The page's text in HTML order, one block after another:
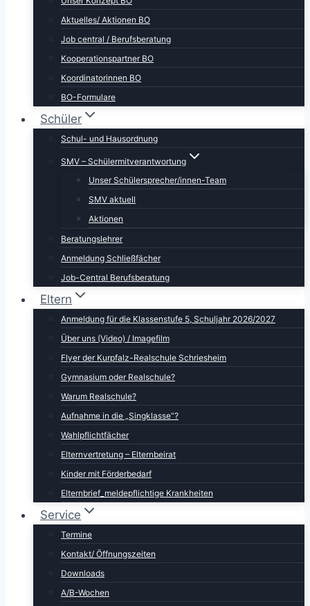
Aktuelles/ Aktionen BO
Job central / Berufsberatung
Kooperationspartner BO
Koordinatorinnen BO
BO-Formulare
Schüler
Schul- und Hausordnung
SMV – Schülermitverantwortung
Unser Schülersprecher/innen-Team
SMV aktuell
Aktionen
Beratungslehrer
Anmeldung Schließfächer
Job-Central Berufsberatung
Eltern
Anmeldung für die Klassenstufe 5, Schuljahr 2026/2027
Über uns (Video) / Imagefilm
Flyer der Kurpfalz-Realschule Schriesheim
Gymnasium oder Realschule?
Warum Realschule?
Aufnahme in die „Singklasse“?
Wahlpflichtfächer
Elternvertretung – Elternbeirat
Kinder mit Förderbedarf
Elternbrief_meldepflichtige Krankheiten
Service
Termine
Kontakt/ Öffnungszeiten
Downloads
A/B-Wochen